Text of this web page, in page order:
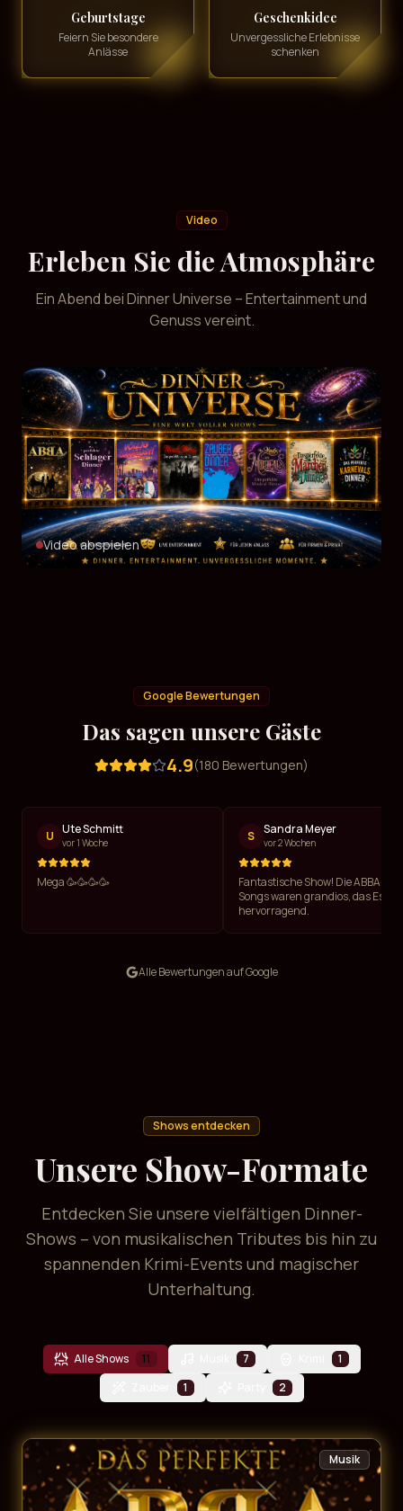
Geburtstage
Feiern Sie besondere
Anlässe
Geschenkidee
Unvergessliche Erlebnisse
schenken
Video
Erleben Sie die Atmosphäre
Ein Abend bei Dinner Universe – Entertainment und
Genuss vereint.
Video abspielen
Google Bewertungen
Das sagen unsere Gäste
4.9(180 Bewertungen)
U Ute Schmitt
vor 1 Woche
Mega 🥳🥳🥳🥳
S Sandra Meyer
vor 2 Wochen
Fantastische Show! Die ABBA-
Songs waren grandios, das Essen
hervorragend.
Alle Bewertungen auf Google
Shows entdecken
Unsere Show-Formate
Entdecken Sie unsere vielfältigen Dinner-
Shows – von musikalischen Tributes bis hin zu
spannenden Krimi-Events und magischer
Unterhaltung.
Alle Shows 11 7
1
1 2
Musik